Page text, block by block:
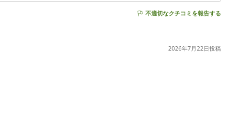
不適切なクチコミを報告する
2026年7月22日投稿